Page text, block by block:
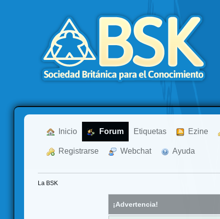
Inicio Forum Etiquetas Ezine
Registrarse Webchat Ayuda
La BSK
¡Advertencia!